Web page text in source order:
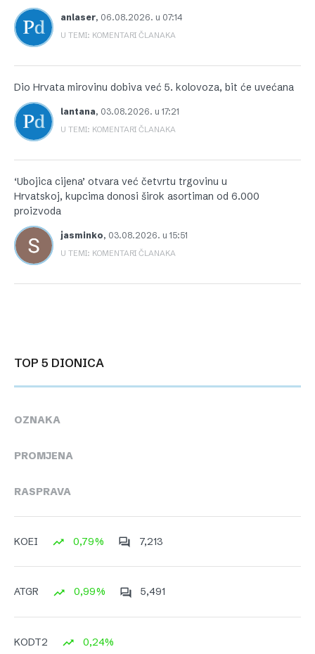
anlaser, 06.08.2026. u 07:14
U TEMI: KOMENTARI ČLANAKA
Dio Hrvata mirovinu dobiva već 5. kolovoza, bit će uvećana
lantana, 03.08.2026. u 17:21
U TEMI: KOMENTARI ČLANAKA
‘Ubojica cijena’ otvara već četvrtu trgovinu u
Hrvatskoj, kupcima donosi širok asortiman od 6.000
proizvoda
jasminko, 03.08.2026. u 15:51
U TEMI: KOMENTARI ČLANAKA
TOP 5 DIONICA
OZNAKA
PROMJENA
RASPRAVA
KOEI 0,79% 7,213
ATGR 0,99% 5,491
KODT2 0,24%